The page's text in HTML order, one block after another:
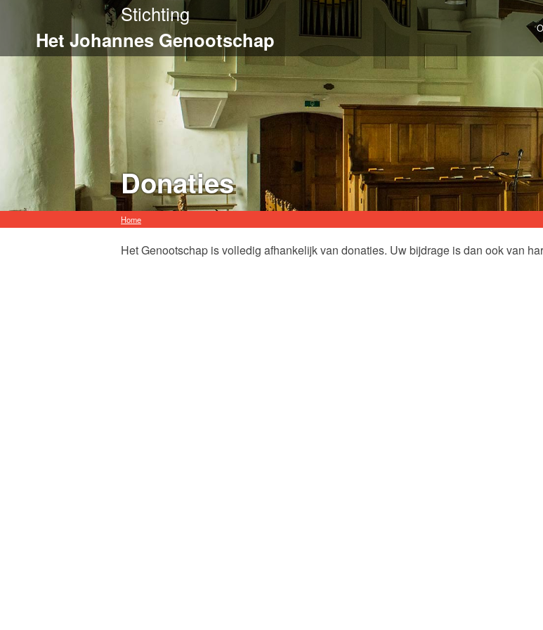
Stichting
Het Johannes Genootschap
Donaties
Home
Het Genootschap is volledig afhankelijk van donaties. Uw bijdrage is dan ook van